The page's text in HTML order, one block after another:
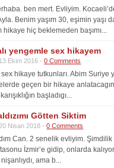
ben mert. Evliyim.
Benim yaşım 30, eşimin yaşı
hikaye hiç beklemeden başımı...
yengemle sex hikayem
Ekim 2016 -0 Comments
hikaye tutkunları. Abim Suriye
geçen bir hikaye
başladıgı...
Götten Siktim
Nisan 2018 -0 Comments
Can. 2 senelik evliyim. Şimdilik
İzmir’e gidip, onlarda
nişanlıydı, ama b...